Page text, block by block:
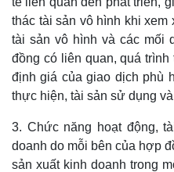
thác tài sản vô hình khi
tài sản vô hình và các mối
đồng có liên quan, quá
định giá của giao dịch phù
thực hiện, tài sản sử dụng
3. Chức năng hoạt động,
doanh do mỗi bên của hợp
sản xuất kinh doanh trong